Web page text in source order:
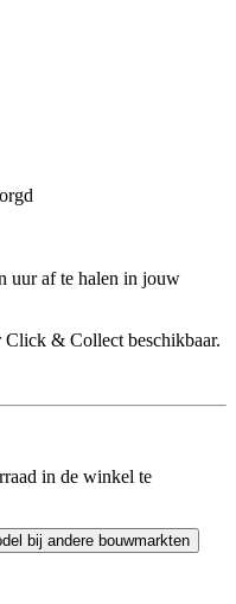
uur af te halen in jouw
& Collect beschikbaar.
in de winkel te
bij andere bouwmarkten